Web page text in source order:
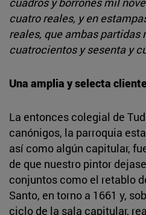
cuatro reales, y en
reales, que ambas partidas
cuatrocientos y sesenta y
Una amplia y selecta
La entonces colegial de
canónigos, la parroquia
así como algún capitular,
de que nuestro pintor
conjuntos como el retablo
Santo, en torno a 1661 y,
ciclo de la sala capitular,